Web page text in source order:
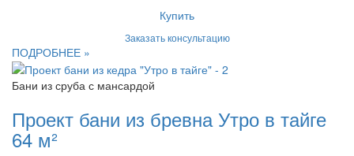
Купить
Заказать консультацию
ПОДРОБНЕЕ »
Бани из сруба с мансардой
Проект бани из бревна Утро в тайге
64 м²